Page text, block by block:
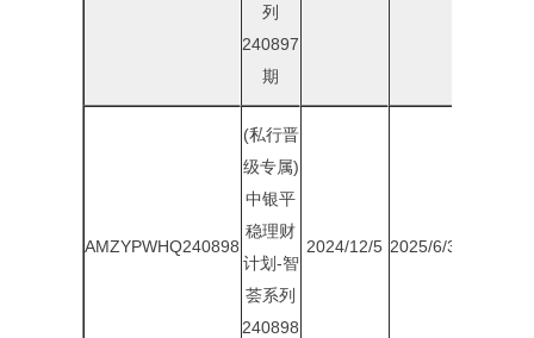
列
240897
期
AMZYPWHQ240898
(私行晋
级专属)
中银平
稳理财
计划-智
荟系列
240898
2024/12/5 2025/6/30